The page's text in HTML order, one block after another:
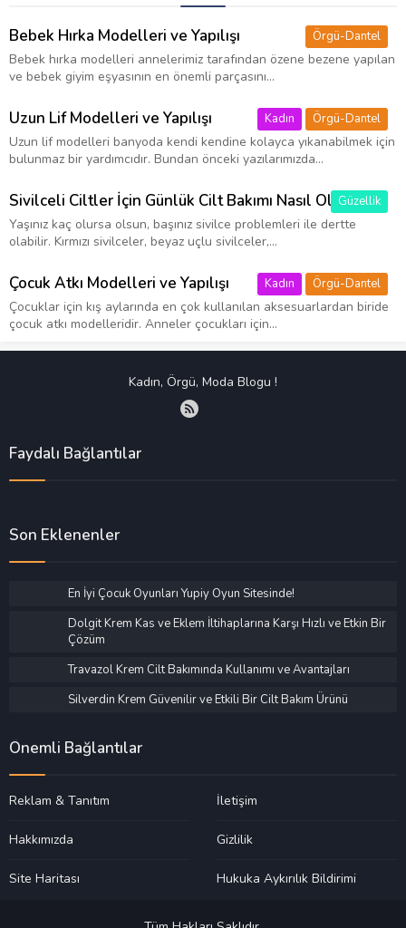
Örgü-Dantel
Bebek Hırka Modelleri ve Yapılışı
Bebek hırka modelleri annelerimiz tarafından özene bezene yapılan
ve bebek giyim eşyasının en önemli parçasını...
Kadın Örgü-Dantel
Uzun Lif Modelleri ve Yapılışı
Uzun lif modelleri banyoda kendi kendine kolayca yıkanabilmek için
bulunmaz bir yardımcıdır. Bundan önceki yazılarımızda...
Güzellik
Sivilceli Ciltler İçin Günlük Cilt Bakımı Nasıl Olmalıdır?
Yaşınız kaç olursa olsun, başınız sivilce problemleri ile dertte
olabilir. Kırmızı sivilceler, beyaz uçlu sivilceler,...
Kadın Örgü-Dantel
Çocuk Atkı Modelleri ve Yapılışı
Çocuklar için kış aylarında en çok kullanılan aksesuarlardan biride
çocuk atkı modelleridir. Anneler çocukları için...
Kadın, Örgü, Moda Blogu !
Faydalı Bağlantılar
Son Eklenenler
En İyi Çocuk Oyunları Yupiy Oyun Sitesinde!
Dolgit Krem Kas ve Eklem İltihaplarına Karşı Hızlı ve Etkin Bir
Çözüm
Travazol Krem Cilt Bakımında Kullanımı ve Avantajları
Silverdin Krem Güvenilir ve Etkili Bir Cilt Bakım Ürünü
Önemli Bağlantılar
Reklam & Tanıtım İletişim
Hakkımızda Gizlilik
Site Haritası Hukuka Aykırılık Bildirimi